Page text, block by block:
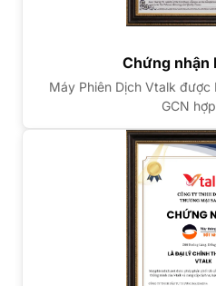
Chứng nhận
Máy Phiên Dịch Vtalk được
GCN